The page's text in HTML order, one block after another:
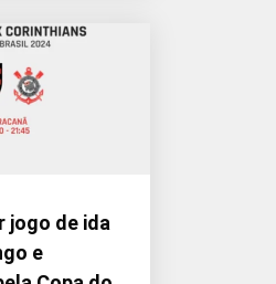
jogo de ida
e